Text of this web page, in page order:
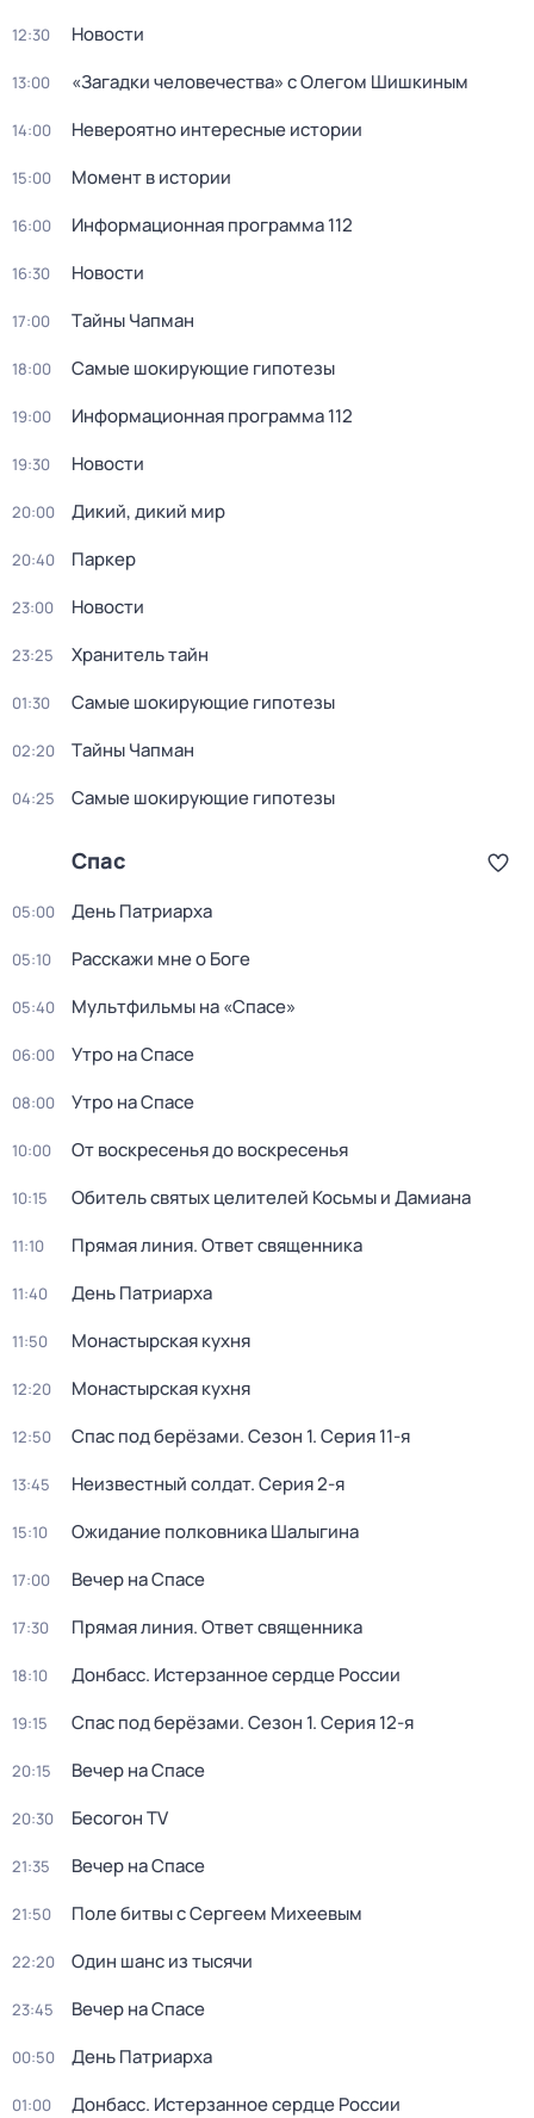
12:30 Новости
13:00 «Загадки человечества» с Олегом Шишкиным
14:00 Невероятно интересные истории
15:00 Момент в истории
16:00 Информационная программа 112
16:30 Новости
17:00 Тaйны Чапман
18:00 Самые шoкиpующие гипотезы
19:00 Информационная программа 112
19:30 Новости
20:00 Дикий, дикий мир
20:40 Паркер
23:00 Новости
23:25 Хранитель тайн
01:30 Самые шoкиpующие гипотезы
02:20 Тaйны Чапман
04:25 Самые шoкиpующие гипотезы
Спас
05:00 Дeнь Патриаpха
05:10 Расскажи мне о Боге
05:40 Мультфильмы на «Спасе»
06:00 Утро на Спасе
08:00 Утро на Спасе
10:00 От воскресенья до воскресенья
10:15 Обитель святых целителей Косьмы и Дамиана
11:10 Прямая линия. Ответ священника
11:40 Дeнь Патриаpха
11:50 Монастырская кухня
12:20 Монастырская кухня
12:50 Спас под берёзами. Сезон 1. Серия 11-я
13:45 Неизвестный солдат. Серия 2-я
15:10 Ожидание полковника Шалыгина
17:00 Вечер на Спасе
17:30 Прямая линия. Ответ священника
18:10 Донбасс. Истерзанное сердце России
19:15 Спас под берёзами. Сезон 1. Серия 12-я
20:15 Вечер на Спасе
20:30 Бесогон TV
21:35 Вечер на Спасе
21:50 Поле битвы с Сергеем Михеевым
22:20 Один шанс из тысячи
23:45 Вечер на Спасе
00:50 Дeнь Патриаpха
01:00 Донбасс. Истерзанное сердце России